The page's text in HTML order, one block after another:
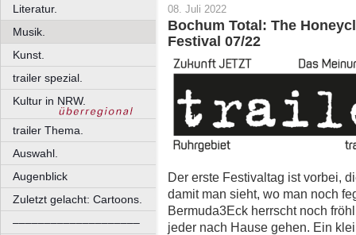
Literatur.
Musik.
Kunst.
trailer spezial.
Kultur in NRW.
trailer Thema.
Auswahl.
Augenblick
Zuletzt gelacht: Cartoons.
––––––––––––––––––––
08. Juli 2022
Bochum Total: The
Festival 07/22
Der erste Festivaltag ist vorbei,
damit man sieht, wo man noch
Bermuda3Eck herrscht noch
jeder nach Hause gehen. Ein